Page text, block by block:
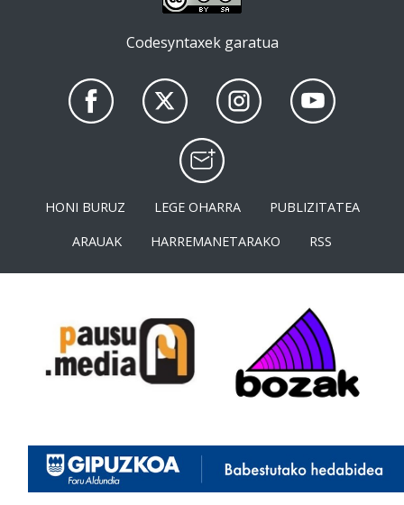
Codesyntaxek garatua
HONI BURUZ LEGE OHARRA
PUBLIZITATEA
ARAUAK
HARREMANETARAKO RSS